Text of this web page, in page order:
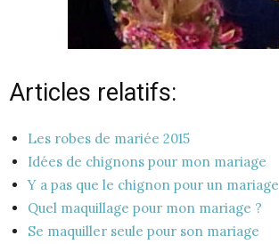
Articles relatifs:
Les robes de mariée 2015
Idées de chignons pour mon mariage
Y a pas que le chignon pour un mariage
Quel maquillage pour mon mariage ?
Se maquiller seule pour son mariage